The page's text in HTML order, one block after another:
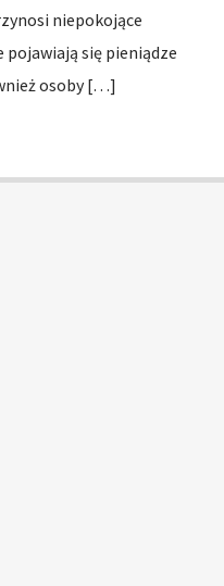
niepokojące
się pieniądze
osoby […]